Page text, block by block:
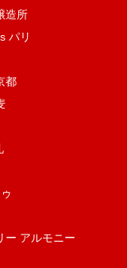
造所
パリ
都
アルモニー